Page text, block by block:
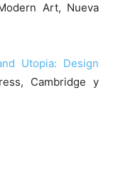
Art, Nueva
Utopia: Design
Cambridge y